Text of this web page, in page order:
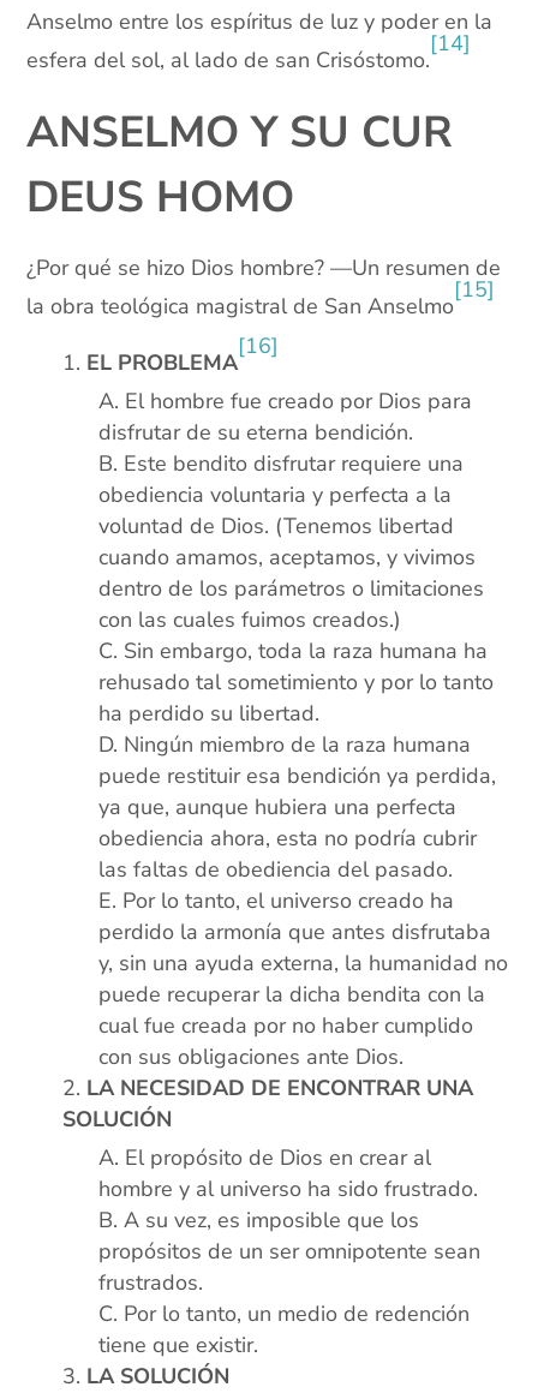
Anselmo entre los espíritus de luz y poder en la
esfera del sol, al lado de san Crisóstomo.
[14]
ANSELMO Y SU CUR
DEUS HOMO
¿Por qué se hizo Dios hombre? —Un resumen de
la obra teológica magistral de San Anselmo
[15]
EL PROBLEMA
[16]
El hombre fue creado por Dios para
disfrutar de su eterna bendición.
Este bendito disfrutar requiere una
obediencia voluntaria y perfecta a la
voluntad de Dios. (Tenemos libertad
cuando amamos, aceptamos, y vivimos
dentro de los parámetros o limitaciones
con las cuales fuimos creados.)
Sin embargo, toda la raza humana ha
rehusado tal sometimiento y por lo tanto
ha perdido su libertad.
Ningún miembro de la raza humana
puede restituir esa bendición ya perdida,
ya que, aunque hubiera una perfecta
obediencia ahora, esta no podría cubrir
las faltas de obediencia del pasado.
Por lo tanto, el universo creado ha
perdido la armonía que antes disfrutaba
y, sin una ayuda externa, la humanidad no
puede recuperar la dicha bendita con la
cual fue creada por no haber cumplido
con sus obligaciones ante Dios.
LA NECESIDAD DE ENCONTRAR UNA
SOLUCIÓN
El propósito de Dios en crear al
hombre y al universo ha sido frustrado.
A su vez, es imposible que los
propósitos de un ser omnipotente sean
frustrados.
Por lo tanto, un medio de redención
tiene que existir.
LA SOLUCIÓN